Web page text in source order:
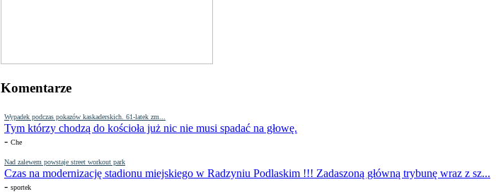
Komentarze
Wypadek podczas pokazów kaskaderskich. 61-latek zm...
Tym którzy chodzą do kościoła już nic nie musi spadać na głowę.
- Che
Nad zalewem powstaje street workout park
Czas na modernizację stadionu miejskiego w Radzyniu Podlaskim !!! Zadaszoną główną trybunę wraz z sz...
- sportek